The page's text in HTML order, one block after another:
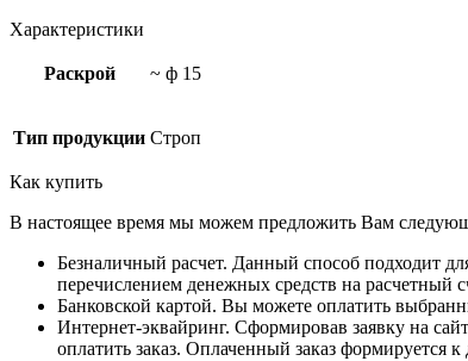
Характеристики
Раскрой ~ ф 15
Тип продукции Строп
Как купить
В настоящее время мы можем предложить Вам
Безналичный расчет. Данный способ подходит
перечислением денежных средств на расчетный
Банковской картой. Вы можете оплатить
Интернет-эквайринг. Сформировав заявку на
оплатить заказ. Оплаченный заказ формируется